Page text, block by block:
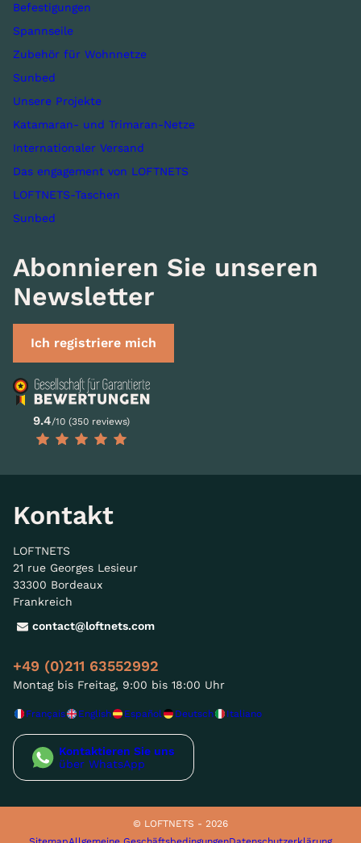
Befestigungen
Spannseile
Zubehör für Wohnnetze
Sunbed
Unsere Projekte
Katamaran- und Trimaran-Netze
Internationaler Versand
Das engagement von LOFTNETS
LOFTNETS-Taschen
Sunbed
Abonnieren Sie unseren
Newsletter
Ich registriere mich
9.4/10 (350 reviews)
Kontakt
LOFTNETS
21 rue Georges Lesieur
33300 Bordeaux
Frankreich
contact@loftnets.com
+49 (0)211 63552992
Montag bis Freitag, 9:00 bis 18:00 Uhr
Français English Español Deutsch Italiano
Kontaktieren Sie uns
über WhatsApp
© LOFTNETS - 2026